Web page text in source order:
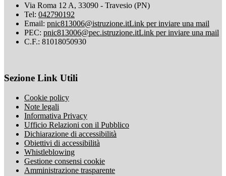
Via Roma 12 A, 33090 - Travesio (PN)
Tel: 042790192
Email: pnic813006@istruzione.itLink per inviare una mail
PEC: pnic813006@pec.istruzione.itLink per inviare una mail
C.F.: 81018050930
Sezione Link Utili
Cookie policy
Note legali
Informativa Privacy
Ufficio Relazioni con il Pubblico
Dichiarazione di accessibilità
Obiettivi di accessibilità
Whistleblowing
Gestione consensi cookie
Amministrazione trasparente